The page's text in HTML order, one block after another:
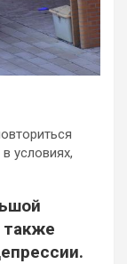
условиях,
также